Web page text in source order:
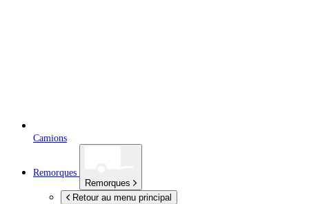
Camions
Remorques
Remorques
Retour au menu principal